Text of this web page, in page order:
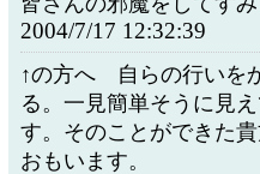
2004/7/17 12:32:39
↑の方へ 自らの行いを
る。一見簡単そうに見
す。そのことができた
おもいます。